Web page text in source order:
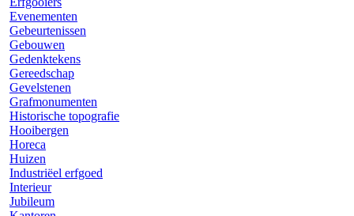
Evenementen
Gebeurtenissen
Gebouwen
Gedenktekens
Gereedschap
Gevelstenen
Grafmonumenten
Historische topografie
Hooibergen
Horeca
Huizen
Industriëel erfgoed
Interieur
Jubileum